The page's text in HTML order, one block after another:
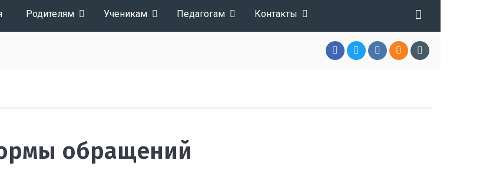
Родителям Ученикам Педагогам Контакты
обращений